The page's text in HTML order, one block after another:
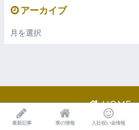
アーカイブ
HOME
プライバシーポリ
最新記事 寮の情報 入社祝い金情報